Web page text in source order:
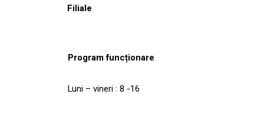
Filiale
Program funcționare
Luni – vineri : 8 -16